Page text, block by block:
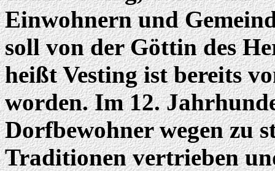
Einwohnern und
soll von der Göttin des
heißt Vesting ist bereits
worden. Im 12.
Dorfbewohner wegen zu
Traditionen vertrieben